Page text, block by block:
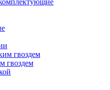
гвоздем
гвоздем